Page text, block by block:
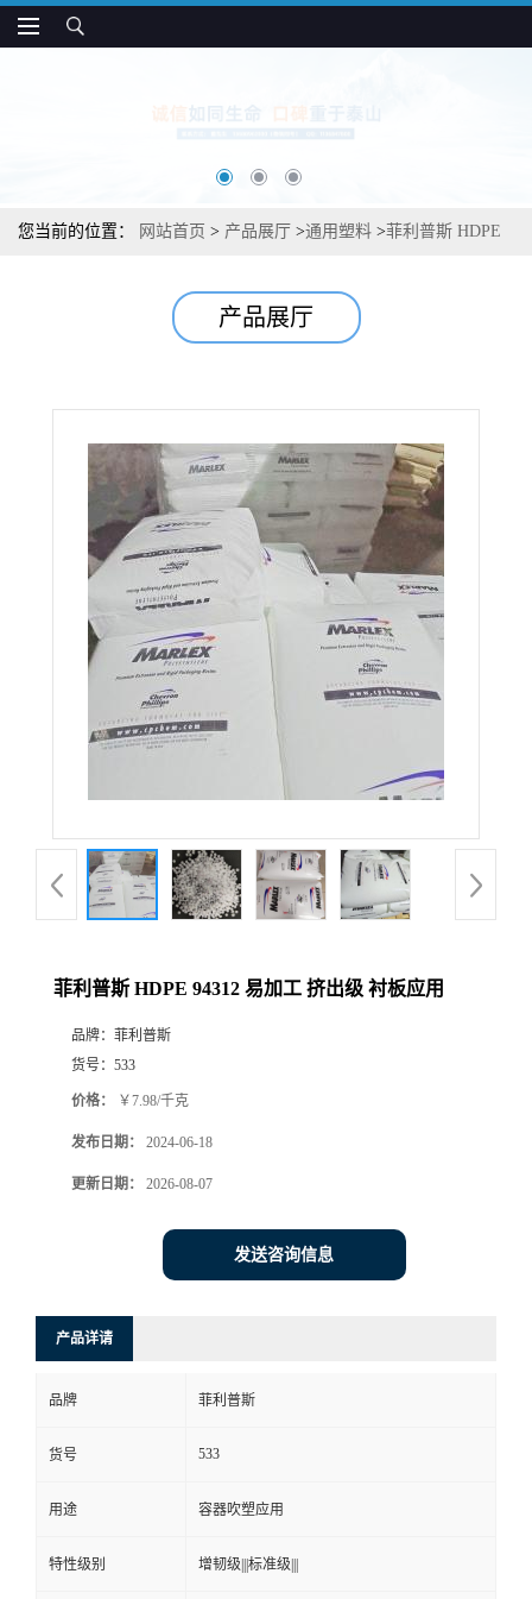
您当前的位置： 网站首页 > 产品展厅 >通用塑料 >菲利普斯 HDPE
产品展厅
菲利普斯 HDPE 94312 易加工 挤出级 衬板应用
品牌： 菲利普斯
货号： 533
价格： ￥7.98/千克
发布日期： 2024-06-18
更新日期： 2026-08-07
发送咨询信息
产品详请
品牌 菲利普斯
货号 533
用途 容器吹塑应用
特性级别 增韧级|||标准级|||